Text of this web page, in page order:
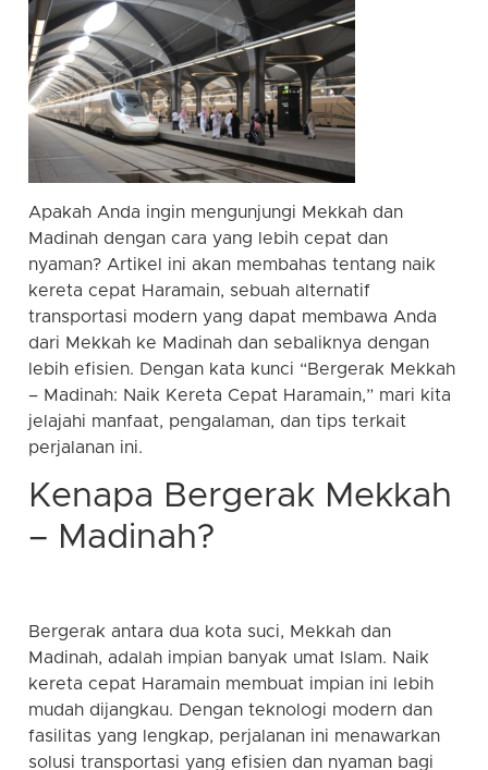
Apakah Anda ingin mengunjungi Mekkah dan
Madinah dengan cara yang lebih cepat dan
nyaman? Artikel ini akan membahas tentang naik
kereta cepat Haramain, sebuah alternatif
transportasi modern yang dapat membawa Anda
dari Mekkah ke Madinah dan sebaliknya dengan
lebih efisien. Dengan kata kunci “Bergerak Mekkah
– Madinah: Naik Kereta Cepat Haramain,” mari kita
jelajahi manfaat, pengalaman, dan tips terkait
perjalanan ini.
Kenapa Bergerak Mekkah
– Madinah?
Bergerak antara dua kota suci, Mekkah dan
Madinah, adalah impian banyak umat Islam. Naik
kereta cepat Haramain membuat impian ini lebih
mudah dijangkau. Dengan teknologi modern dan
fasilitas yang lengkap, perjalanan ini menawarkan
solusi transportasi yang efisien dan nyaman bagi